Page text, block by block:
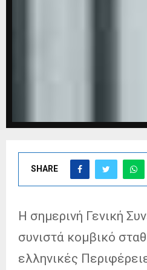
SHARE
Η σημερινή Γενική
συνιστά κομβικό
ελληνικές